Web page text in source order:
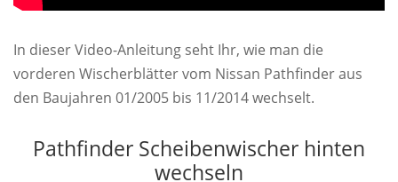
In dieser Video-Anleitung seht Ihr, wie man die
vorderen Wischerblätter vom Nissan Pathfinder aus
den Baujahren 01/2005 bis 11/2014 wechselt.
Pathfinder Scheibenwischer hinten
wechseln